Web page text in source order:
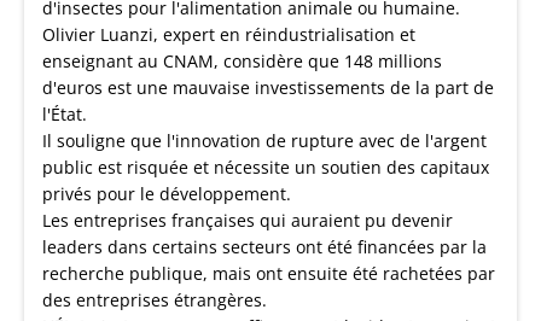
d'insectes pour l'alimentation animale ou humaine.
Olivier Luanzi, expert en réindustrialisation et
enseignant au CNAM, considère que 148 millions
d'euros est une mauvaise investissements de la part de
l'État.
Il souligne que l'innovation de rupture avec de l'argent
public est risquée et nécessite un soutien des capitaux
privés pour le développement.
Les entreprises françaises qui auraient pu devenir
leaders dans certains secteurs ont été financées par la
recherche publique, mais ont ensuite été rachetées par
des entreprises étrangères.